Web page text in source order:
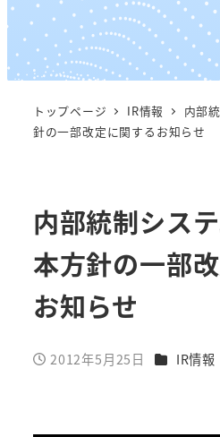
移
トップページ IR情報
内部
針の一部改定に関するお知らせ
内部統制シス
本方針の一部
お知らせ
投稿日
2012年5月25日 カテゴリー
IR情報